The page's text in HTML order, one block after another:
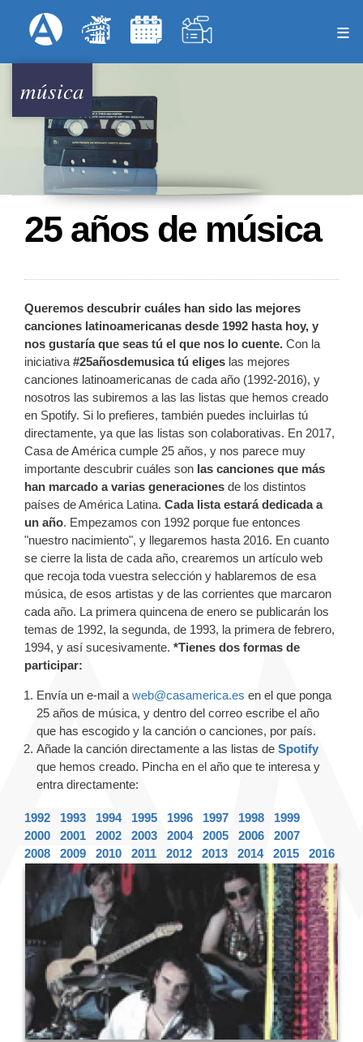
al
Menú Superior
música
25 años de música
Queremos descubrir cuáles han sido las mejores
canciones latinoamericanas desde 1992 hasta hoy, y
nos gustaría que seas tú el que nos lo cuente. Con la
iniciativa #25añosdemusica tú eliges las mejores
canciones latinoamericanas de cada año (1992-2016), y
nosotros las subiremos a las las listas que hemos creado
en Spotify. Si lo prefieres, también puedes incluirlas tú
directamente, ya que las listas son colaborativas. En 2017,
Casa de América cumple 25 años, y nos parece muy
importante descubrir cuáles son las canciones que más
han marcado a varias generaciones de los distintos
países de América Latina. Cada lista estará dedicada a
un año. Empezamos con 1992 porque fue entonces
"nuestro nacimiento", y llegaremos hasta 2016. En cuanto
se cierre la lista de cada año, crearemos un artículo web
que recoja toda vuestra selección y hablaremos de esa
música, de esos artistas y de las corrientes que marcaron
cada año. La primera quincena de enero se publicarán los
temas de 1992, la segunda, de 1993, la primera de febrero,
1994, y así sucesivamente. *Tienes dos formas de
participar:
Envía un e-mail a web@casamerica.es en el que ponga
25 años de música, y dentro del correo escribe el año
que has escogido y la canción o canciones, por país.
Añade la canción directamente a las listas de Spotify
que hemos creado. Pincha en el año que te interesa y
entra directamente:
1992 1993 1994 1995 1996 1997 1998
1999
2000
2001 2002 2003 2004 2005 2006
2007
2008
2009 2010 2011 2012 2013 2014 2015 2016